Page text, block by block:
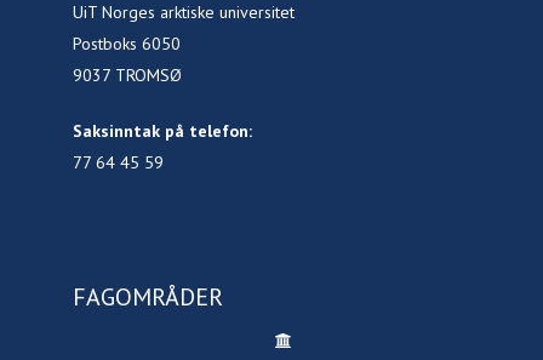
UiT Norges arktiske universitet
Postboks 6050
9037 TROMSØ
Saksinntak på telefon:
77 64 45 59
FAGOMRÅDER